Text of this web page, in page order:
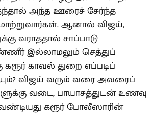
அந்த ஊரைச் சேர்ந்த
ஆனால் விஜய்,
வராததால் சாப்பாடு
இல்லாமலும் செத்துப்
காவல் துறை எப்படிப்
விஜய் வரும் வரை அவரைப்
வடை, பாயாசத்துடன் உணவு
கரூர் போலீஸாரின்